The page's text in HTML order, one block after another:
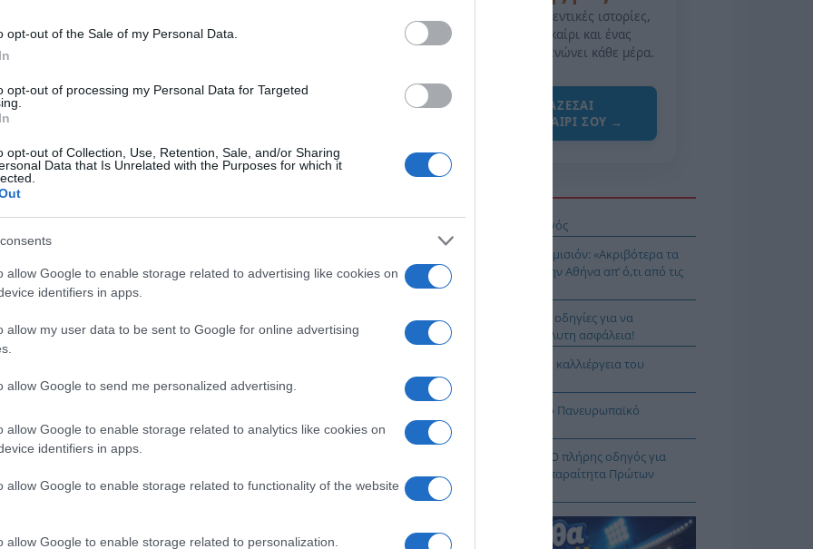
opt-out of the Sale of my Personal Data.
opt-out of processing my Personal Data for Targeted
opt-out of Collection, Use, Retention, Sale, and/or Sharing
Data that Is Unrelated with the Purposes for which it
allow Google to enable storage related to advertising like cookies on
identifiers in apps.
allow my user data to be sent to Google for online advertising
allow Google to send me personalized advertising.
allow Google to enable storage related to analytics like cookies on
identifiers in apps.
allow Google to enable storage related to functionality of the website
allow Google to enable storage related to personalization.
το καλοκαίρι
Πεινάς και εσύ μετά το ξενύχτι; 5
βραδινές σου λιγούρες
έχοντας ως πρώτο καλεσμένο στο νέο
«Τυπολογίες» στο YouTube: Ο Δήμος
Οι άνθρωποι, οι αυθεντικές ιστορίες,
το ελληνικό καλοκαίρι και ένας
πολιτισμός που μας ενώνει κάθε μέρα.
ΌΣΑ ΧΡΕΙΆΖΕΣΑΙ
ΓΙΑ ΤΟ ΚΑΛΟΚΑΊΡΙ ΣΟΥ →
Όσιος Νικάνωρ ο θαυματουργός
Σάκης Αρναούτογλου προς Κομισιόν: «Ακριβότερα τα
διόδια από τους Ευζώνους στην Αθήνα απ’ ό,τι από τις
Βρυξέλλες μέχρι την Ελλάδα»
Βουτιές χωρίς ρίσκο: 8 χρυσές οδηγίες για να
απολαμβάνεις το νερό με απόλυτη ασφάλεια!
ΕΡΤ3 – «Project Περιφέρεια»: Η καλλιέργεια του
ροδάκινου στη Νάουσα
Έτοιμη η Λίμνη Στράτου για το Πανευρωπαϊκό
Θαλάσσιου Σκι Νέων
Το φαρμακείο των διακοπών: Ο πλήρης οδηγός για
ασφαλείς εξορμήσεις και τα απαραίτητα Πρώτων
Βοηθειών